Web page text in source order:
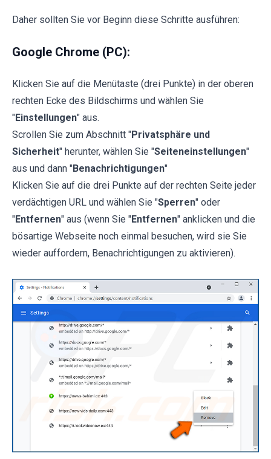
Daher sollten Sie vor Beginn diese Schritte ausführen:
Google Chrome (PC):
Klicken Sie auf die Menütaste (drei Punkte) in der oberen
rechten Ecke des Bildschirms und wählen Sie
"Einstellungen" aus.
Scrollen Sie zum Abschnitt "Privatsphäre und
Sicherheit" herunter, wählen Sie "Seiteneinstellungen"
aus und dann "Benachrichtigungen"
Klicken Sie auf die drei Punkte auf der rechten Seite jeder
verdächtigen URL und wählen Sie "Sperren" oder
"Entfernen" aus (wenn Sie "Entfernen" anklicken und die
bösartige Webseite noch einmal besuchen, wird sie Sie
wieder auffordern, Benachrichtigungen zu aktivieren).